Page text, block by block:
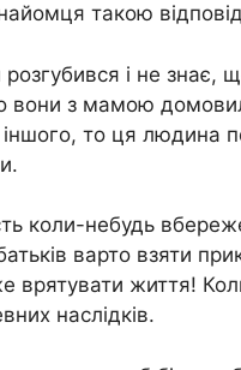
такою
і не знає,
вони з мамою
то ця людина
коли-небудь
варто взяти
врятувати життя!
наслідків.